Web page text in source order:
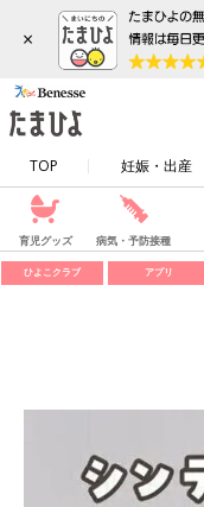
×
TOP 妊娠・出産
育児グッズ 病気・予防接種
ひよこクラブ アプリ